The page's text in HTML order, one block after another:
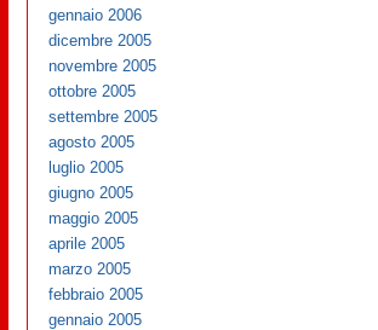
gennaio 2006
dicembre 2005
novembre 2005
ottobre 2005
settembre 2005
agosto 2005
luglio 2005
giugno 2005
maggio 2005
aprile 2005
marzo 2005
febbraio 2005
gennaio 2005